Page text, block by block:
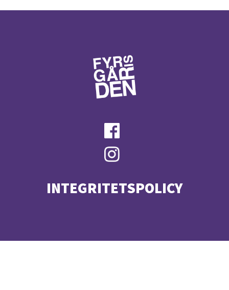
INTEGRITETSPOLICY